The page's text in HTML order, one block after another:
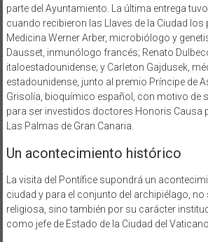
parte del Ayuntamiento. La última entrega
cuando recibieron las Llaves de la Ciudad los
Medicina Werner Arber, microbiólogo y
Dausset, inmunólogo francés; Renato
italoestadounidense; y Carleton Gajdusek,
estadounidense, junto al premio Príncipe de
Grisolía, bioquímico español, con motivo de
para ser investidos doctores Honoris Causa
Las Palmas de Gran Canaria.
Un acontecimiento histórico
La visita del Pontífice supondrá un
ciudad y para el conjunto del archipiélago,
religiosa, sino también por su carácter
como jefe de Estado de la Ciudad del Vaticano.